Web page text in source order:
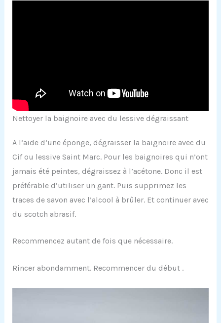
Nettoyer la baignoire avec du lessive dégraissant
A l’aide d’une éponge, dégraisser la baignoire avec du
Cif ou lessive Saint Marc. Pour les baignoires qui n’ont
jamais été peintes, dégraissez à l’acétone. Donc il est
préférable d’utiliser un gant. Puis supprimez les
traces de savon avec l’alcool à brûler. Et continuer avec
du scotch abrasif.
Recommencez autant de fois que nécessaire.
Rincer abondamment. Recommencer du début .